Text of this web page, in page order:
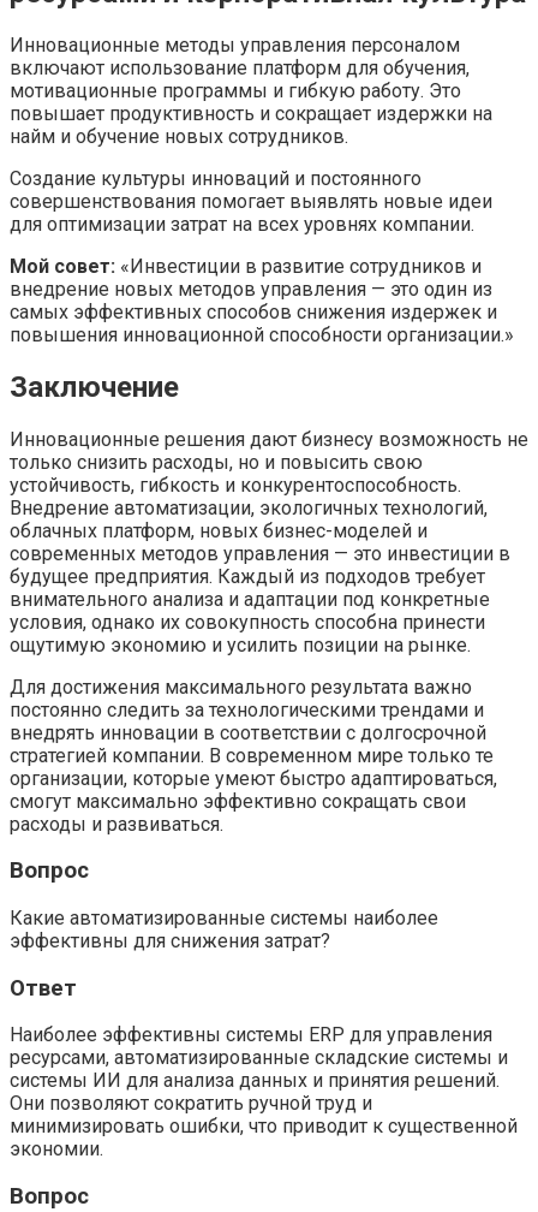
Инновационные методы управления персоналом
включают использование платформ для обучения,
мотивационные программы и гибкую работу. Это
повышает продуктивность и сокращает издержки на
найм и обучение новых сотрудников.
Создание культуры инноваций и постоянного
совершенствования помогает выявлять новые идеи
для оптимизации затрат на всех уровнях компании.
Мой совет: «Инвестиции в развитие сотрудников и
внедрение новых методов управления — это один из
самых эффективных способов снижения издержек и
повышения инновационной способности организации.»
Заключение
Инновационные решения дают бизнесу возможность не
только снизить расходы, но и повысить свою
устойчивость, гибкость и конкурентоспособность.
Внедрение автоматизации, экологичных технологий,
облачных платформ, новых бизнес-моделей и
современных методов управления — это инвестиции в
будущее предприятия. Каждый из подходов требует
внимательного анализа и адаптации под конкретные
условия, однако их совокупность способна принести
ощутимую экономию и усилить позиции на рынке.
Для достижения максимального результата важно
постоянно следить за технологическими трендами и
внедрять инновации в соответствии с долгосрочной
стратегией компании. В современном мире только те
организации, которые умеют быстро адаптироваться,
смогут максимально эффективно сокращать свои
расходы и развиваться.
Вопрос
Какие автоматизированные системы наиболее
эффективны для снижения затрат?
Ответ
Наиболее эффективны системы ERP для управления
ресурсами, автоматизированные складские системы и
системы ИИ для анализа данных и принятия решений.
Они позволяют сократить ручной труд и
минимизировать ошибки, что приводит к существенной
экономии.
Вопрос